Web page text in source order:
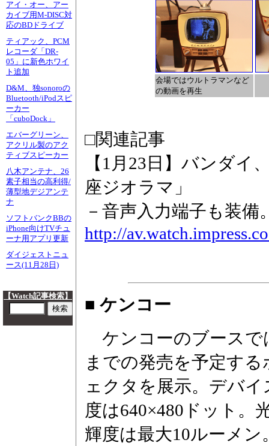
アイ・オー、アー
カイブ用M-DISC対
応のBDドライブ
ティアック、PCM
レコーダ「DR-
05」に新色ホワイ
ト追加
D&M、独sonoroの
Bluetooth/iPodスピ
ーカー
「cuboDock」
エバーグリーン、
アクリル製のアク
ティブスピーカー
八木アンテナ、26
素子相当の高利得/
薄型地デジアンテ
ナ
ソフトバンクBBの
iPhone向けTVチュ
ーナ用アプリ更新
ダイジェストニュ
ース(11月28日)
【Watch記事検索】
会場ではウルトラマンなど
の動画を再生
□関連記事
【1月23日】バンダイ
座ジオラマ」
－音声入力端子も装備
http://
■ ケンコー
ケンコーのブースで
までの発売を予定す
ェクタを展示。デバイ
度は640×480ドット。
輝度は最大10ルーメ